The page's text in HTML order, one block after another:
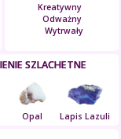
Kreatywny
Odważny
Wytrwały
SZLACHETNE
Opal Lapis Lazuli